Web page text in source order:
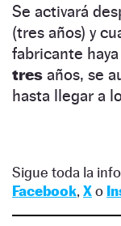
Se activará
(tres años) y
fabricante
tres años, se
hasta llegar a
Sigue toda la
Facebook, Xo